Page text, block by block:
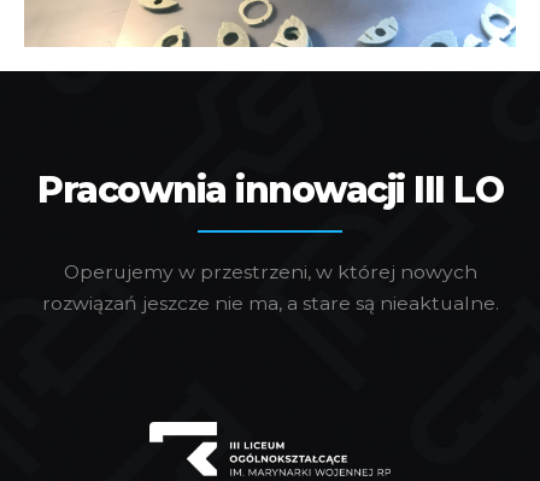
Pracownia innowacji III LO
Operujemy w przestrzeni, w której nowych
rozwiązań jeszcze nie ma, a stare są nieaktualne.